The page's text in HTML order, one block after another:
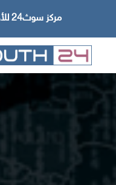
مركز سوث24 للأخبار والدراسات